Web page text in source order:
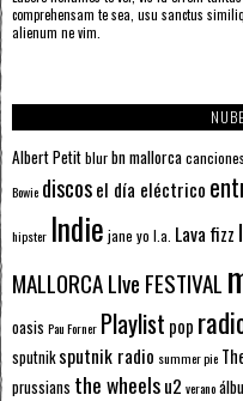
comprehensam te sea, usu sanctus
alienum ne vim.
Albert Petitblurbn mallorcacanciones
Bowie discosel día eléctrico
hipster Indie jane yo l.a. Lava fizz
MALLORCA LIve FESTIVAL
oasis Pau Forner Playlist pop
sputnik sputnik radio summer pie
prussians the wheelsu2 verano